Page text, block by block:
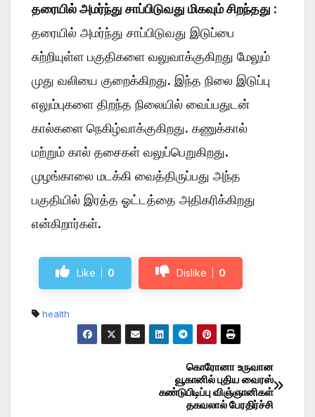
தரையில் அமர்ந்து சாப்பிடுவது மிகவும் சிறந்தது :
தரையில் அமர்ந்து சாப்பிடுவது இடுப்பை
சுற்றியுள்ள பகுதிகளை வலுவாக்குகிறது மேலும்
முது வலியை குறைக்கிறது. இந்த நிலை இடுப்பு
எலும்புகளை திறந்த நிலையில் வைப்பதுடன்
கால்களை நெகிழ்வாக்குகிறது. கணுக்கால்
மற்றும் கால் தசைகள் வலுப்பெறுகிறது.
முழங்காலை மடக்கி வைத்திருப்பது அந்த
பகுதியில் இரத்த ஓட்டத்தை அதிகரிக்கிறது
என்கிறார்கள்.
Like 0 Dislike 0
health
கொரோனா உருவான
வூகானில் புதிய வைரஸ்
கண்டுபிடிப்பு விஞ்ஞானிகள்
தகவலால் பேரதிர்ச்சி